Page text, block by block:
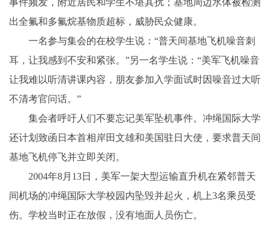
事件频发，附近居民和学生不堪其扰；基地周边水体被检测
出全氟和多氟烷基物质超标，威胁民众健康。
一名参与集会的在校学生说：“普天间基地飞机噪音刺
耳，让我感到不安和紧张。”另一名学生说：“美军飞机噪音
让我难以听清讲课内容，朋友参加入学面试时因噪音过大听
不清考官问话。”
集会者呼吁人们不要忘记美军坠机事件。冲绳国际大学
还计划致函日本首相岸田文雄和美国驻日大使，要求普天间
基地飞机停飞并立即关闭。
2004年8月13日，美军一架大型运输直升机在紧邻普天
间机场的冲绳国际大学校园内坠毁并起火，机上3名乘员受
伤。学校当时正在放假，没有地面人员伤亡。